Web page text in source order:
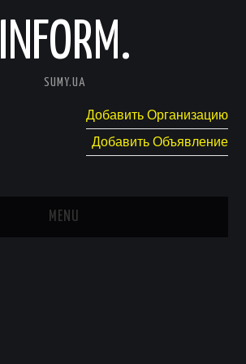
INFORM.
SUMY.UA
Добавить Организацию
Добавить Объявление
MENU